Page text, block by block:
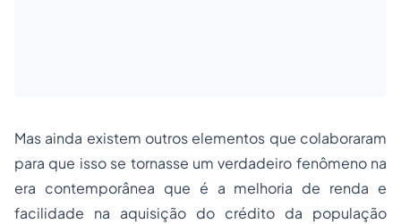
Mas ainda existem outros elementos que colaboraram
para que isso se tornasse um verdadeiro fenômeno na
era contemporânea que é a melhoria de renda e
facilidade na aquisição do crédito da população